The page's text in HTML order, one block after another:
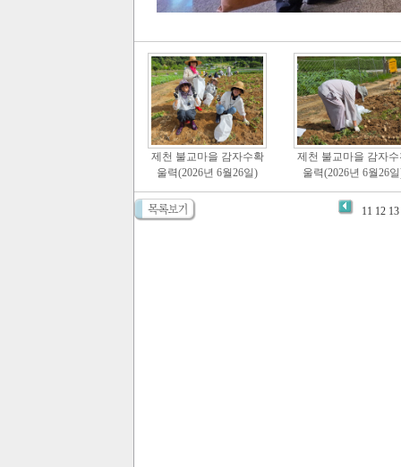
제천 불교마을 감자수확
울력(2026년 6월26일)
제천 불교마을 감자수
울력(2026년 6월26
11 12 13